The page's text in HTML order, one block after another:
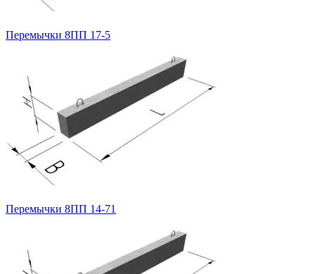
Перемычки 8ПП 17-5
Перемычки 8ПП 14-71